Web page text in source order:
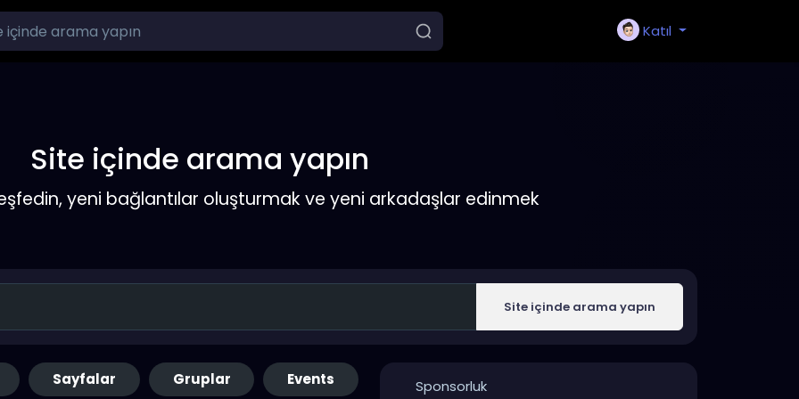
Katıl
Site içinde arama yapın
yeni bağlantılar oluşturmak ve yeni arkadaşlar edinmek
Site içinde arama yapın
Sayfalar Gruplar Events Sponsorluk